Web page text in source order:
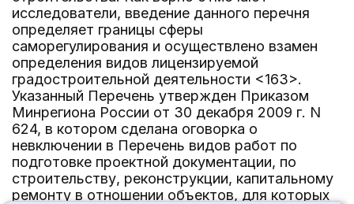
исследователи, введение данного перечня
определяет границы сферы
саморегулирования и осуществлено взамен
определения видов лицензируемой
градостроительной деятельности <163>.
Указанный Перечень утвержден Приказом
Минрегиона России от 30 декабря 2009 г. N
624, в котором сделана оговорка о
невключении в Перечень видов работ по
подготовке проектной документации, по
строительству, реконструкции, капитальному
ремонту в отношении объектов, для которых